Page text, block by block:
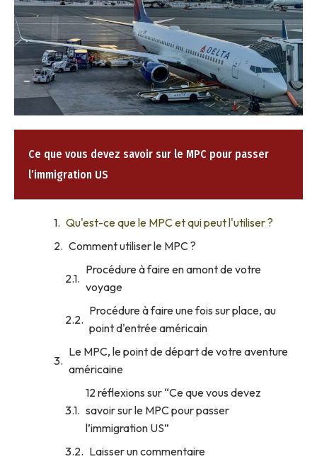
Ce que vous devez savoir sur le MPC pour passer
l’immigration US
Qu'est-ce que le MPC et qui peut l'utiliser ?
Comment utiliser le MPC ?
Procédure à faire en amont de votre
voyage
Procédure à faire une fois sur place, au
point d'entrée américain
Le MPC, le point de départ de votre aventure
américaine
12 réflexions sur “Ce que vous devez
savoir sur le MPC pour passer
l’immigration US”
Laisser un commentaire